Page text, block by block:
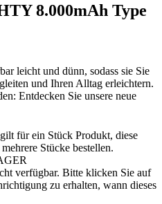
8.000mAh Type
leicht und dünn, sodass sie Sie
und Ihren Alltag erleichtern.
Entdecken Sie unsere neue
für ein Stück Produkt, diese
Stücke bestellen.
verfügbar. Bitte klicken Sie auf
zu erhalten, wann dieses